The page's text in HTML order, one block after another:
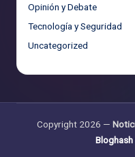
Opinión y Debate
Tecnología y Seguridad
Uncategorized
Copyright 2026 —